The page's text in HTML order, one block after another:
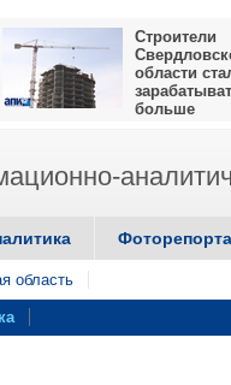
Строители
области
больше
область